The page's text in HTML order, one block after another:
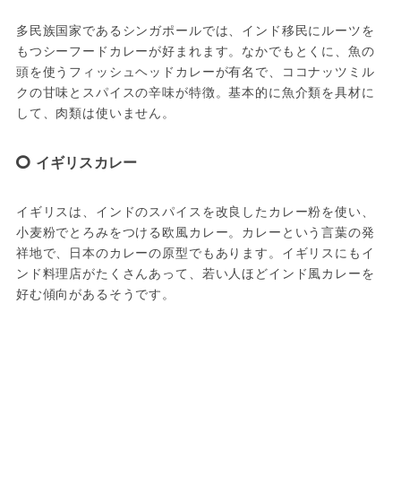
多民族国家であるシンガポールでは、インド移民にルーツを
もつシーフードカレーが好まれます。なかでもとくに、魚の
頭を使うフィッシュヘッドカレーが有名で、ココナッツミル
クの甘味とスパイスの辛味が特徴。基本的に魚介類を具材に
して、肉類は使いません。
イギリスカレー
イギリスは、インドのスパイスを改良したカレー粉を使い、
小麦粉でとろみをつける欧風カレー。カレーという言葉の発
祥地で、日本のカレーの原型でもあります。イギリスにもイ
ンド料理店がたくさんあって、若い人ほどインド風カレーを
好む傾向があるそうです。